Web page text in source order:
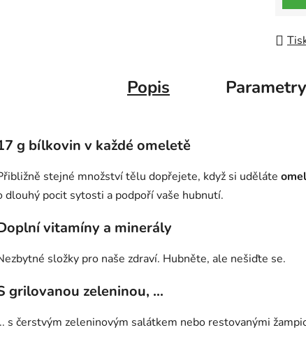
Popis Parametry
g bílkovin v každé omeletě
stejné množství tělu dopřejete, když si uděláte
dlouhý pocit sytosti a podpoří vaše hubnutí.
vitamíny a minerály
složky pro naše zdraví. Hubněte, ale nešiďte se.
grilovanou zeleninou, ...
s čerstvým zeleninovým salátkem nebo restovanými